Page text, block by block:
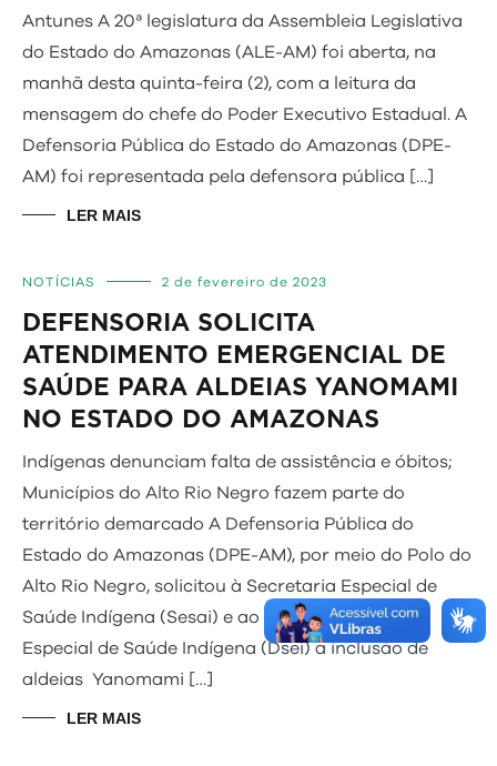
Antunes A 20ª legislatura da Assembleia Legislativa
do Estado do Amazonas (ALE-AM) foi aberta, na
manhã desta quinta-feira (2), com a leitura da
mensagem do chefe do Poder Executivo Estadual. A
Defensoria Pública do Estado do Amazonas (DPE-
AM) foi representada pela defensora pública […]
LER MAIS
NOTÍCIAS 2 de fevereiro de 2023
DEFENSORIA SOLICITA
ATENDIMENTO EMERGENCIAL DE
SAÚDE PARA ALDEIAS YANOMAMI
NO ESTADO DO AMAZONAS
Indígenas denunciam falta de assistência e óbitos;
Municípios do Alto Rio Negro fazem parte do
território demarcado A Defensoria Pública do
Estado do Amazonas (DPE-AM), por meio do Polo do
Alto Rio Negro, solicitou à Secretaria Especial de
Saúde Indígena (Sesai) e ao Distrito Sanitário
Especial de Saúde Indígena (Dsei) a inclusão de
aldeias Yanomami […]
LER MAIS